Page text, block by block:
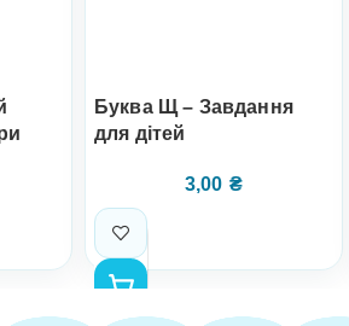
Буква Щ – Завдання
для дітей
3,00 ₴